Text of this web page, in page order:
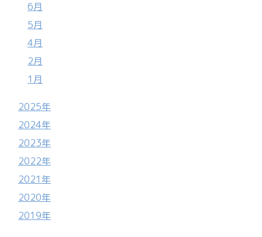
6月
5月
4月
2月
1月
2025年
2024年
2023年
2022年
2021年
2020年
2019年